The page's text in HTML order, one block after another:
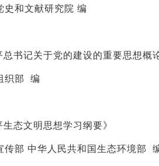
史和文献研究院 编
总书记关于党的建设的重要思想概
织部 编
态文明思想学习纲要》
传部 中华人民共和国生态环境部